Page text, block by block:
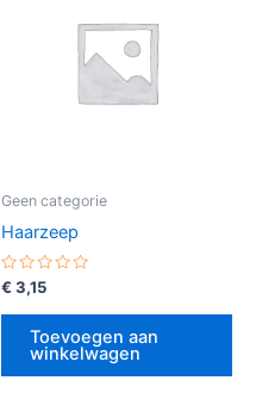
Geen categorie
Haarzeep
Gewaardeerd
uit
€ 3,15
Toevoegen aan
winkelwagen